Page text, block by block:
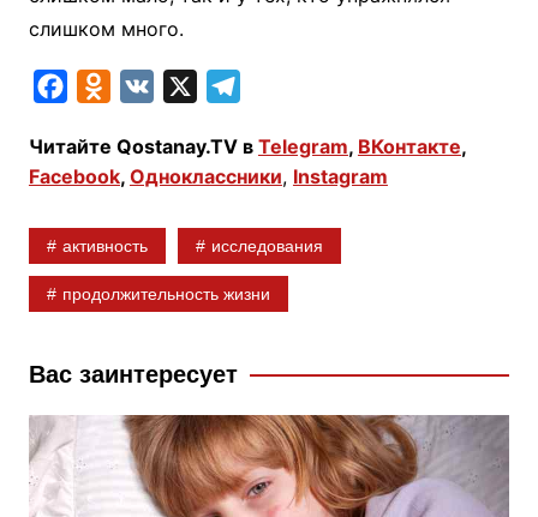
слишком много.
c
e
o
o
n
o
l
a
n
i
l
e
r
a
Читайте Qostanay.TV в Telegram, ВКонтакте,
Facebook, Одноклассники, Instagram
активность исследования
продолжительность жизни
Вас заинтересует